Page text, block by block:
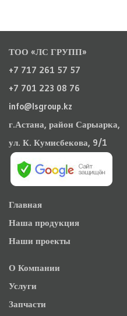
ТОО «ЛС ГРУПП»
+7 717 261 57 57
+7 701 223 08 76
info@lsgroup.kz
г.Астана, район Сарыарка,
ул. К. Кумисбекова, 9/1
Главная
Наша продукция
Наши проекты
О Компании
Услуги
Запчасти